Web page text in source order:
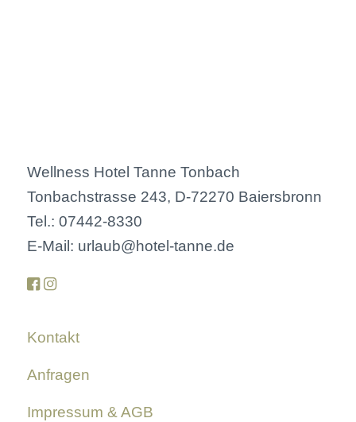
Wellness Hotel Tanne Tonbach
Tonbachstrasse 243, D-72270 Baiersbronn
Tel.: 07442-8330
E-Mail: urlaub@hotel-tanne.de
Kontakt
Anfragen
Impressum & AGB